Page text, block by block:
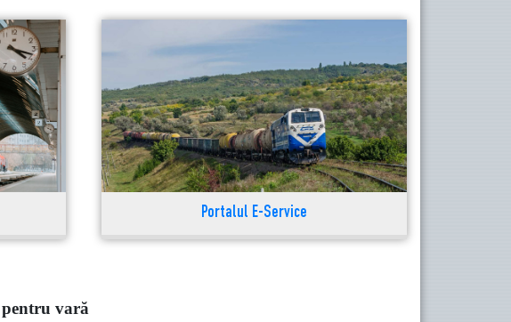
Portalul E-Service
vară